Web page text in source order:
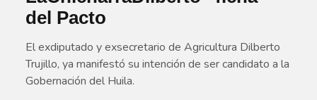
del Pacto
El exdiputado y exsecretario de Agricultura Dilberto
Trujillo, ya manifestó su intención de ser candidato a la
Gobernación del Huila.